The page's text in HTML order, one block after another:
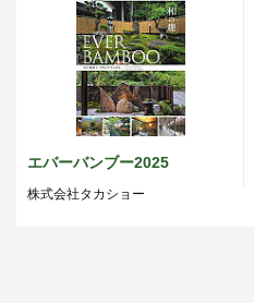
エバーバンブー2025
株式会社タカショー